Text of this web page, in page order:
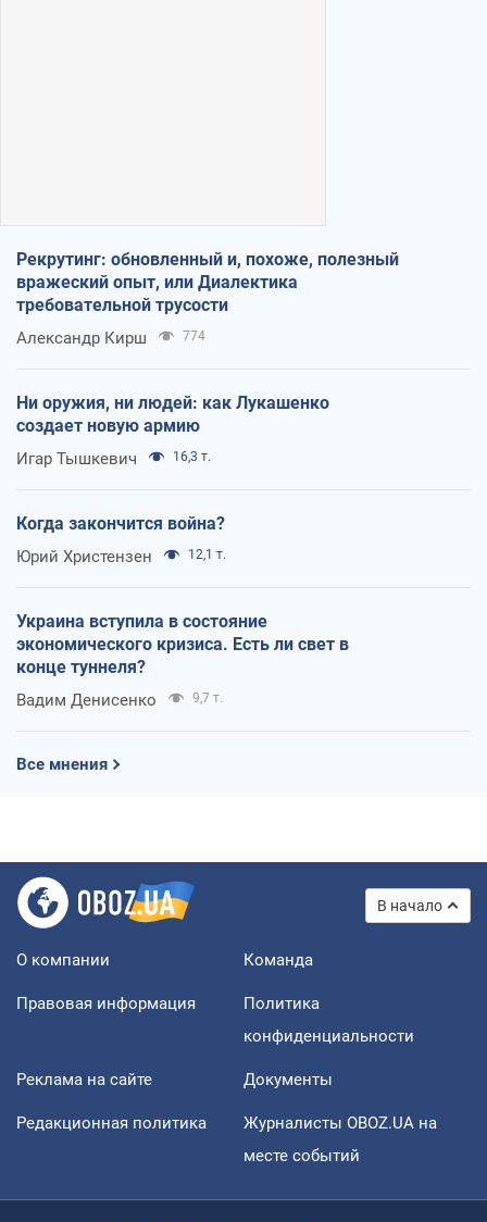
Рекрутинг: обновленный и, похоже, полезный
вражеский опыт, или Диалектика
требовательной трусости
Александр Кирш 774
Ни оружия, ни людей: как Лукашенко
создает новую армию
Игар Тышкевич 16,3 т.
Когда закончится война?
Юрий Христензен 12,1 т.
Украина вступила в состояние
экономического кризиса. Есть ли свет в
конце туннеля?
Вадим Денисенко 9,7 т.
Все мнения
В начало
О компании Команда
Правовая информация
Политика
конфиденциальности
Реклама на сайте Документы
Редакционная политика
Журналисты OBOZ.UA на
месте событий